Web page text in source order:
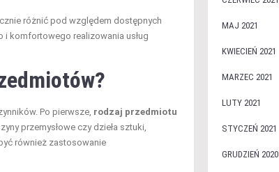
różnić pod względem dostępnych
komfortowego realizowania usług
Po pierwsze, rodzaj przedmiotu
przemysłowe czy dzieła sztuki,
również zastosowanie
MAJ 2021
KWIECIEŃ 2021
MARZEC 2021
LUTY 2021
STYCZEŃ 2021
GRUDZIEŃ 2020